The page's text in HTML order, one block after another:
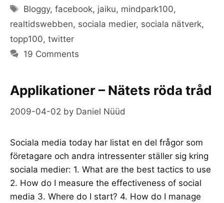
Tags
Bloggy,facebook, jaiku, mindpark100,
realtidswebben, sociala medier, sociala nätverk,
topp100, twitter
19 Comments
Applikationer – Nätets röda tråd
2009-04-02 by Daniel Nüüd
Sociala media today har listat en del frågor som
företagare och andra intressenter ställer sig kring
sociala medier: 1. What are the best tactics to use
2. How do I measure the effectiveness of social
media 3. Where do I start? 4. How do I manage